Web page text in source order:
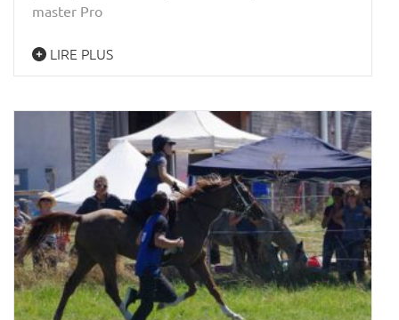
master Pro
LIRE PLUS